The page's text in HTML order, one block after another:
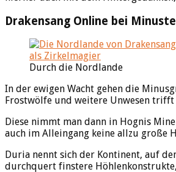
Drakensang Online bei
Durch die Nordlande
In der ewigen Wacht gehen die
Frostwölfe und weitere Unwesen trifft
Diese nimmt man dann in Hognis
auch im Alleingang keine allzu große
Duria nennt sich der Kontinent, auf
durchquert finstere Höhlenkonstrukte,